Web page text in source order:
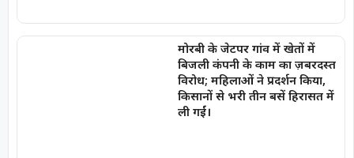
मोरबी के जेटपर गांव में खेतों में
बिजली कंपनी के काम का ज़बरदस्त
विरोध; महिलाओं ने प्रदर्शन किया,
किसानों से भरी तीन बसें हिरासत में
ली गईं।